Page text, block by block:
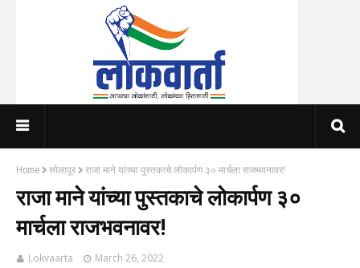
Home सोलापूर राजा माने यांच्या पुस्तकाचे लोकार्पण ३० मार्चला राजभवनावर!
राजा माने यांच्या पुस्तकाचे लोकार्पण ३०
मार्चला राजभवनावर!
Lokvaarta March 26, 2022